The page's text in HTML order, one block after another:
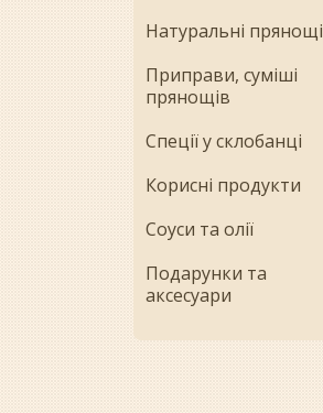
Натуральні прянощі
Приправи, суміші
прянощів
Спеції у склобанці
Корисні продукти
Соуси та олії
Подарунки та
аксесуари